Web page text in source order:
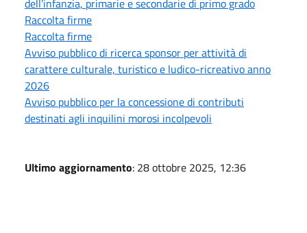
Raccolta firme
Raccolta firme
Avviso pubblico di ricerca sponsor per attività di
carattere culturale, turistico e ludico-ricreativo anno
2026
Avviso pubblico per la concessione di contributi
destinati agli inquilini morosi incolpevoli
Ultimo aggiornamento: 28 ottobre 2025, 12:36